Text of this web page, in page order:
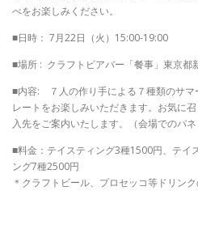
べをお楽しみください。
■日時： 7月22日（火）15:00-19:00
■場所 : クラフトビアバー「餐事」東京都
■内容: ７人の作り手による７種類のサマ
レートをお楽しみいただきます。お気に
入先をご案内いたします。（会場でのパ
■料金：テイスティング3種1500円、テイ
ング7種2500円
＊クラフトビール、プロセッコ等ドリン